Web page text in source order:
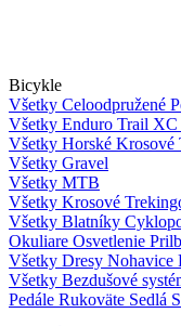
Bicykle
Všetky Celoodpružené
Všetky Enduro Trail XC
Všetky Horské Krosové
Všetky Gravel
Všetky MTB
Všetky Krosové
Všetky Blatníky
Okuliare Osvetlenie
Všetky Dresy Nohavice
Všetky Bezdušové
Pedále Rukoväte Sedlá